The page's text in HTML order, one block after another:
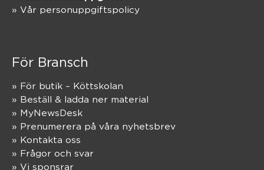
» Vår personuppgiftspolicy
För Bransch
» För butik – Köttskolan
» Beställ & ladda ner material
» MyNewsDesk
» Prenumerera på våra nyhetsbrev
» Kontakta oss
» Frågor och svar
» Vi sponsrar